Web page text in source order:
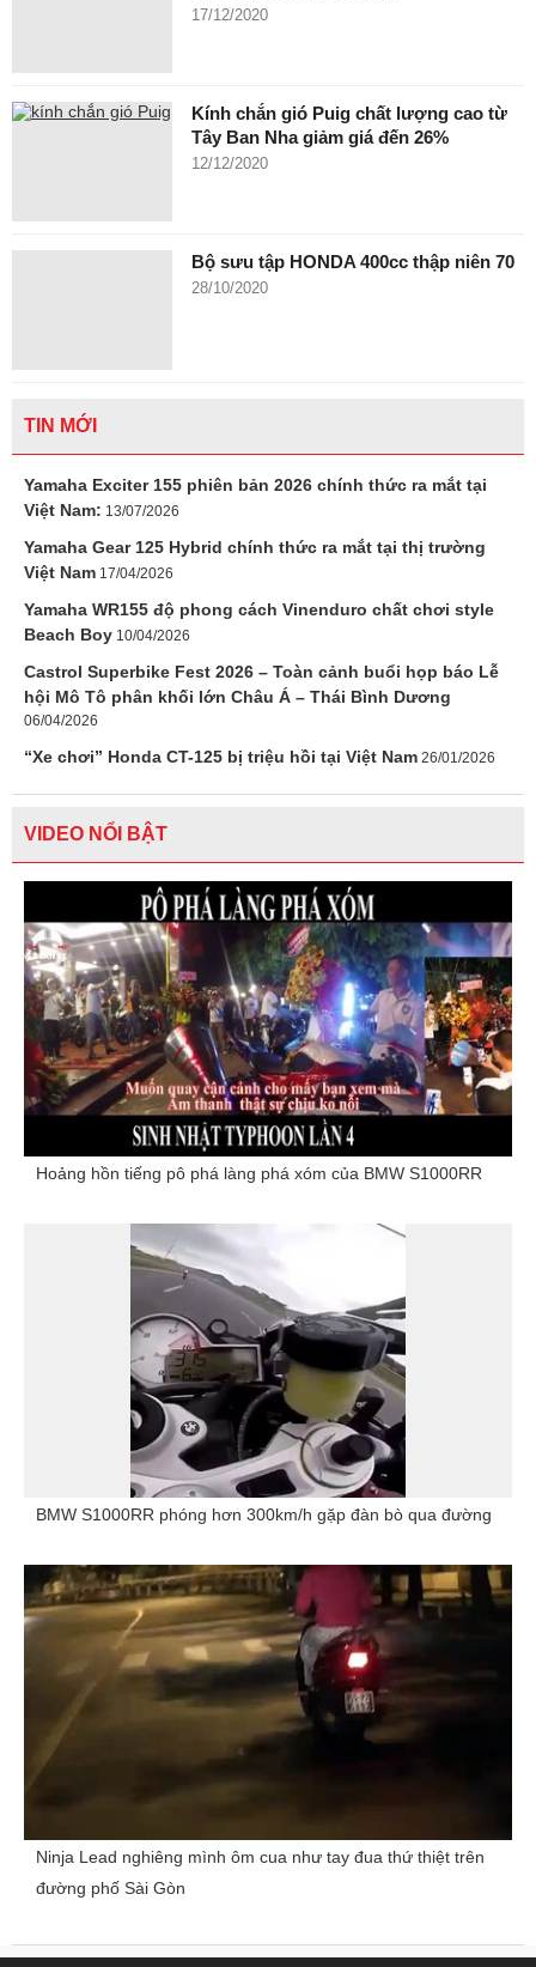
17/12/2020
Kính chắn gió Puig chất lượng cao từ
Tây Ban Nha giảm giá đến 26%
12/12/2020
Bộ sưu tập HONDA 400cc thập niên 70
28/10/2020
TIN MỚI
Yamaha Exciter 155 phiên bản 2026 chính thức ra mắt tại
Việt Nam: 13/07/2026
Yamaha Gear 125 Hybrid chính thức ra mắt tại thị trường
Việt Nam 17/04/2026
Yamaha WR155 độ phong cách Vinenduro chất chơi style
Beach Boy 10/04/2026
Castrol Superbike Fest 2026 – Toàn cảnh buổi họp báo Lễ
hội Mô Tô phân khối lớn Châu Á – Thái Bình Dương
06/04/2026
“Xe chơi” Honda CT-125 bị triệu hồi tại Việt Nam 26/01/2026
VIDEO NỔI BẬT
Hoảng hồn tiếng pô phá làng phá xóm của BMW S1000RR
BMW S1000RR phóng hơn 300km/h gặp đàn bò qua đường
Ninja Lead nghiêng mình ôm cua như tay đua thứ thiệt trên
đường phố Sài Gòn